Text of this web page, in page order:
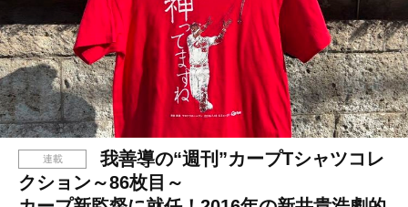
連載
我善導の“週刊”カープTシャツコレ
クション～86枚目～